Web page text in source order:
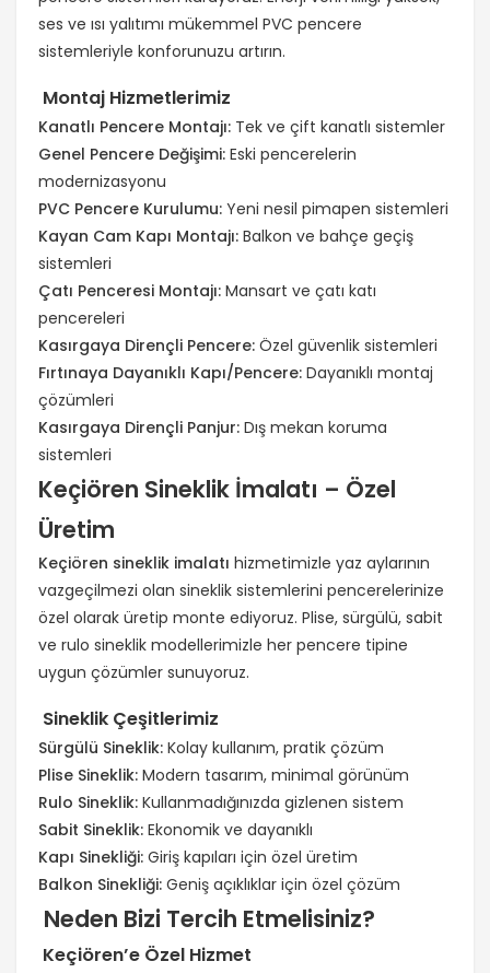
ses ve ısı yalıtımı mükemmel PVC pencere
sistemleriyle konforunuzu artırın.
Montaj Hizmetlerimiz
Kanatlı Pencere Montajı: Tek ve çift kanatlı sistemler
Genel Pencere Değişimi: Eski pencerelerin
modernizasyonu
PVC Pencere Kurulumu: Yeni nesil pimapen sistemleri
Kayan Cam Kapı Montajı: Balkon ve bahçe geçiş
sistemleri
Çatı Penceresi Montajı: Mansart ve çatı katı
pencereleri
Kasırgaya Dirençli Pencere: Özel güvenlik sistemleri
Fırtınaya Dayanıklı Kapı/Pencere: Dayanıklı montaj
çözümleri
Kasırgaya Dirençli Panjur: Dış mekan koruma
sistemleri
Keçiören Sineklik İmalatı – Özel
Üretim
Keçiören sineklik imalatı hizmetimizle yaz aylarının
vazgeçilmezi olan sineklik sistemlerini pencerelerinize
özel olarak üretip monte ediyoruz. Plise, sürgülü, sabit
ve rulo sineklik modellerimizle her pencere tipine
uygun çözümler sunuyoruz.
Sineklik Çeşitlerimiz
Sürgülü Sineklik: Kolay kullanım, pratik çözüm
Plise Sineklik: Modern tasarım, minimal görünüm
Rulo Sineklik: Kullanmadığınızda gizlenen sistem
Sabit Sineklik: Ekonomik ve dayanıklı
Kapı Sinekliği: Giriş kapıları için özel üretim
Balkon Sinekliği: Geniş açıklıklar için özel çözüm
Neden Bizi Tercih Etmelisiniz?
Keçiören’e Özel Hizmet